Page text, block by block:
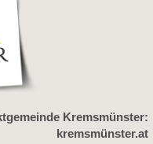
Kremsmünster:
kremsmünster.at